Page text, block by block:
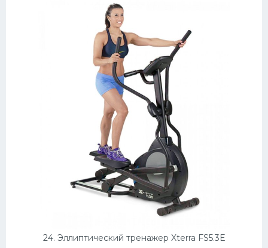
24. Эллиптический тренажер Xterra FS5.3E